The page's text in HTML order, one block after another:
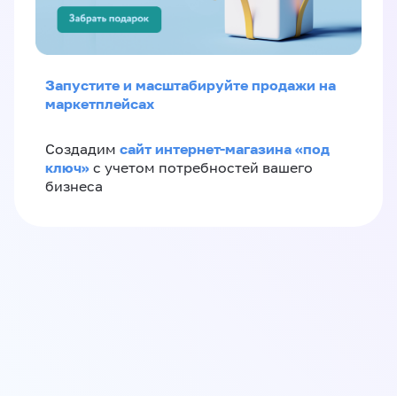
Запустите и масштабируйте продажи на
маркетплейсах
Создадим сайт интернет-магазина «под
ключ» с учетом потребностей вашего
бизнеса